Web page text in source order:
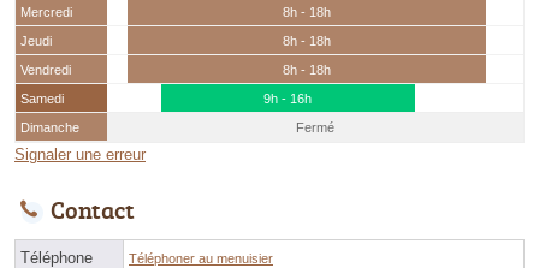
Mercredi
8h - 18h
Jeudi
8h - 18h
Vendredi
8h - 18h
Samedi
9h - 16h
Dimanche
Fermé
Signaler une erreur
Contact
Téléphone Téléphoner au menuisier